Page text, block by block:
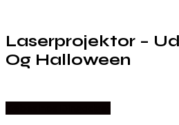
Laserprojektor –
Og Halloween